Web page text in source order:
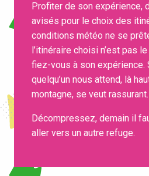
Profiter de son expérience,
avisés pour le choix des
conditions météo ne se
l’itinéraire choisi n’est pas
fiez-vous à son expérience.
quelqu’un nous attend, là
montagne, se veut rassurant.
Décompressez, demain il
aller vers un autre refuge.